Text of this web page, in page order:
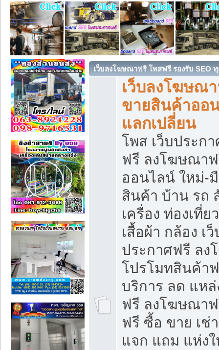
เว็บลงโฆษณาฟรี โพสฟรี รองรับ SEO
เว็บลงโฆษณ
ขายสินค้าออ
แลกเปลี่ยน
โพส เว็บประก
ฟรี ลงโฆษณา
ออนไลน์ ใหม่-
สินค้า บ้าน รถ
เครื่อง ท่องเที่ย
เสื้อผ้า กล้อง เ
ประกาศฟรี ล
โปรโมทสินค้า
บริการ ลด แห
ฟรี ลงโฆษณา
ฟรี ซื้อ ขาย เช่
แจก แถม แห่ง